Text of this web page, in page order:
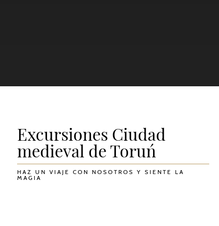
Excursiones Ciudad
medieval de Toruń
HAZ UN VIAJE CON NOSOTROS Y SIENTE LA
MAGIA